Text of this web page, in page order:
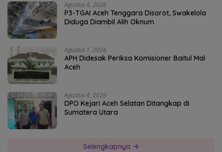
Agustus 4, 2026
P3-TGAI Aceh Tenggara Disorot, Swakelola
Diduga Diambil Alih Oknum
Agustus 1, 2026
APH Didesak Periksa Komisioner Baitul Mal
Aceh
Agustus 4, 2026
DPO Kejari Aceh Selatan Ditangkap di
Sumatera Utara
Selengkapnya